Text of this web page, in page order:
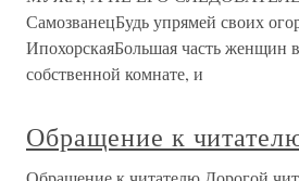
СамозванецБудь упрямей
ИпохорскаяБольшая часть женщин
собственной комнате, и
Обращение к